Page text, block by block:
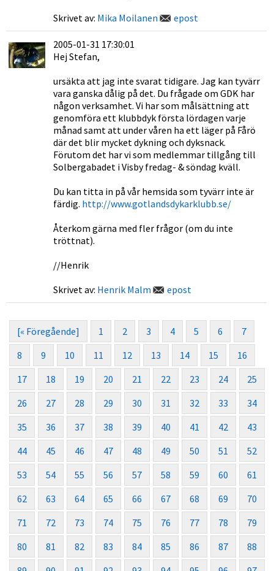
Skrivet av: Mika Moilanen epost
2005-01-31 17:30:01
Hej Stefan,
ursäkta att jag inte svarat tidigare. Jag kan tyvärr
vara ganska dålig på det. Du frågade om GDK har
någon verksamhet. Vi har som målsättning att
genomföra ett klubbdyk första lördagen varje
månad samt att under våren ha ett läger på Fårö
där det blir mycket dykning och dyksnack.
Förutom det har vi som medlemmar tillgång till
Solbergabadet i Visby fredag- & söndag kväll.
Du kan titta in på vår hemsida som tyvärr inte är
färdig. http://www.gotlandsdykarklubb.se/
Återkom gärna med fler frågor (om du inte
tröttnat).
//Henrik
Skrivet av: Henrik Malm epost
[« Föregående] 1 2 3 4 5 6
7
8
9 10 11 12 13 14 15
16
17
18 19 20 21 22 23 24
25
26
27 28 29 30 31 32 33
34
35
36 37 38 39 40 41 42
43
44
45 46 47 48 49 50 51
52
53
54 55 56 57 58 59 60
61
62
63 64 65 66 67 68 69
70
71
72 73 74 75 76 77 78
79
80
81 82 83 84 85 86 87
88